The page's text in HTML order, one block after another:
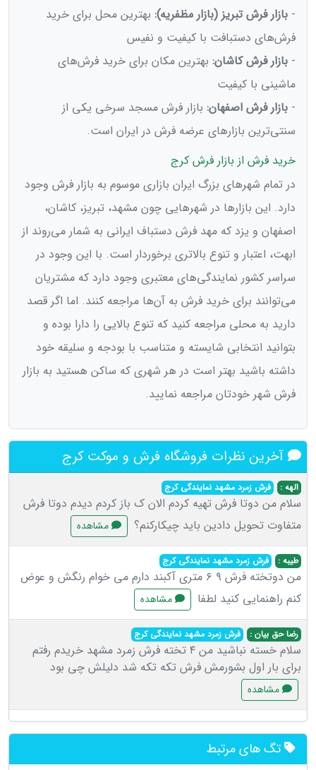
- بازار فرش تبریز (بازار مظفریه): بهترین محل برای خرید
فرش‌های دستبافت با کیفیت و نفیس
- بازار فرش کاشان: بهترین مکان برای خرید فرش‌های
ماشینی با کیفیت
- بازار فرش اصفهان: بازار فرش مسجد سرخی یکی از
سنتی‌ترین بازارهای عرضه فرش در ایران است.
خرید فرش از بازار فرش کرج
در تمام شهرهای بزرگ ایران بازاری موسوم به بازار فرش وجود
دارد. این بازارها در شهرهایی چون مشهد، تبریز، کاشان،
اصفهان و یزد که مهد فرش دستباف ایرانی به شمار می‌روند از
ابهت، اعتبار و تنوع بالاتری برخوردار است. با این وجود در
سراسر کشور نمایندگی‌های معتبری وجود دارد که مشتریان
می‌توانند برای خرید فرش به آن‌ها مراجعه کنند. اما اگر قصد
دارید به محلی مراجعه کنید که تنوع بالایی را دارا بوده و
بتوانید انتخابی شایسته و متناسب با بودجه و سلیقه خود
داشته باشید بهتر است در هر شهری که ساکن هستید به بازار
فرش شهر خودتان مراجعه نمایید.
آخرین نظرات فروشگاه فرش و موکت کرج
الهه : فرش زمرد مشهد نمایندگی کرج
سلام من دوتا فرش تهیه کردم الان ک باز کردم دیدم دوتا فرش
متفاوت تحویل دادین باید چیکارکنم؟
مشاهده
طیبه : فرش زمرد مشهد نمایندگی کرج
من دوتخته فرش ۹ ۶ متری آکبند دارم می خوام رنگش و عوض
کنم راهنمایی کنید لطفا
مشاهده
رضا حق بیان : فرش زمرد مشهد نمایندگی کرج
سلام خسته نباشید من ۴ تخته فرش زمرد مشهد خریدم رفتم
براى بار اول بشورمش فرش تکه تکه شد دلیلش چى بود
مشاهده
تگ های مرتبط